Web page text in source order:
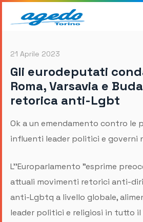
21 Aprile 2023
Gli eurodeputati
Roma, Varsavia e
retorica anti-Lgbt
Ok a un emendamento contro le
influenti leader politici e governi
L''Europarlamento "esprime
attuali movimenti retorici anti-
anti-Lgbtq a livello globale,
leader politici e religiosi in tutto il